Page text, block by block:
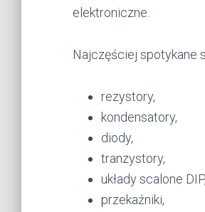
elektroniczne.
Najczęściej spotykane
rezystory,
kondensatory,
diody,
tranzystory,
układy scalone DIP,
przekaźniki,